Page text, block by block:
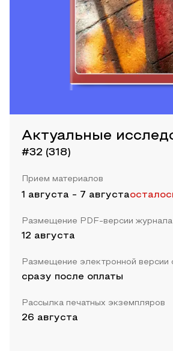
Актуальные
#32 (318)
Прием материалов
1 августа - 7 августа
Размещение PDF-версии журнала
12 августа
Размещение электронной версии
сразу после оплаты
Рассылка печатных экземпляров
26 августа